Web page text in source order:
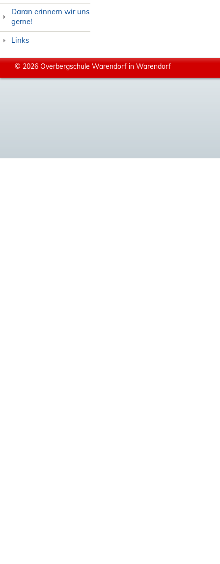
Daran erinnern wir uns
gerne!
Links
© 2026 Overbergschule Warendorf in Warendorf